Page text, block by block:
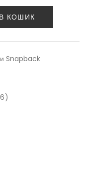
КОШИК
Snapback
366